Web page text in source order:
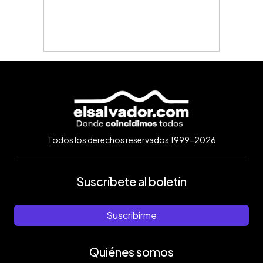
Todos los derechos reservados 1999-2026
Suscríbete al boletín
Suscribirme
Quiénes somos